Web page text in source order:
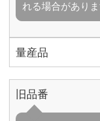
れる場合がありま
量産品
旧品番